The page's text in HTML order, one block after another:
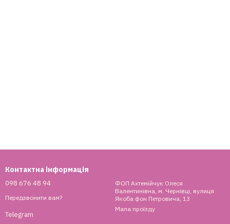
Контактна інформація
098 676 48 94
Передзвонити вам?
Telegram
ФОП Ахтемійчук Олеся
Валентинівна, м. Чернівці, вулиця
Якоба фон Петровича, 13
Мапа проїзду